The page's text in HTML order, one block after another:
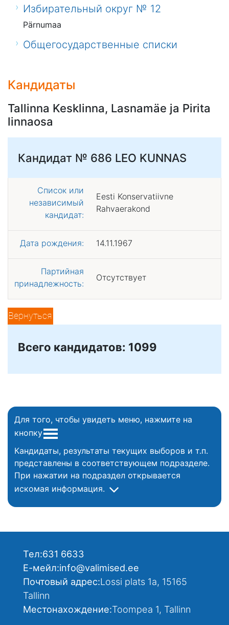
Избирательный округ № 12
Pärnumaa
Общегосударственные списки
Кандидаты
Tallinna Kesklinna, Lasnamäe ja Pirita
linnaosa
Кандидат № 686 LEO KUNNAS
Список или
независимый
кандидат:
Eesti Konservatiivne
Rahvaerakond
Дата рождения: 14.11.1967
Партийная
принадлежность:
Отсутствует
Вернуться
Всего кандидатов: 1099
Для того, чтобы увидеть меню, нажмите на
кнопку
Кандидаты, результаты текущих выборов и т.п.
представлены в соответствующем подразделе.
При нажатии на подраздел открывается
искомая информация.
Тел:631 6633
Е-мейл:info@valimised.ee
Почтовый адрес:Lossi plats 1a, 15165
Tallinn
Местонахождение:Toompea 1, Tallinn